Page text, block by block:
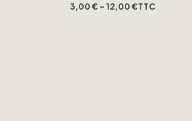
3,00 € – 12,00 €TTC